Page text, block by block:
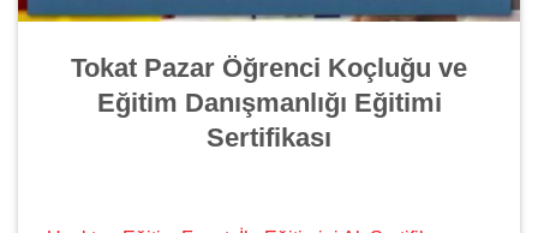
Tokat Pazar Öğrenci Koçluğu ve
Eğitim Danışmanlığı Eğitimi
Sertifikası